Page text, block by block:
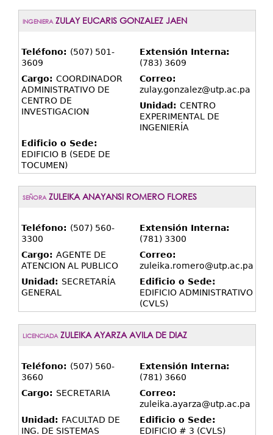
INGENIERA ZULAY EUCARIS GONZALEZ JAEN
Teléfono: (507) 501-
3609
Extensión Interna:
(783) 3609
Cargo: COORDINADOR
ADMINISTRATIVO DE
CENTRO DE
INVESTIGACION
Correo:
zulay.gonzalez@utp.ac.pa
Unidad: CENTRO
EXPERIMENTAL DE
INGENIERÍA
Edificio o Sede:
EDIFICIO B (SEDE DE
TOCUMEN)
SEÑORA ZULEIKA ANAYANSI ROMERO FLORES
Teléfono: (507) 560-
3300
Extensión Interna:
(781) 3300
Cargo: AGENTE DE
ATENCION AL PUBLICO
Correo:
zuleika.romero@utp.ac.pa
Unidad: SECRETARÍA
GENERAL
Edificio o Sede:
EDIFICIO ADMINISTRATIVO
(CVLS)
LICENCIADA ZULEIKA AYARZA AVILA DE DIAZ
Teléfono: (507) 560-
3660
Extensión Interna:
(781) 3660
Cargo: SECRETARIA
Correo:
zuleika.ayarza@utp.ac.pa
Unidad: FACULTAD DE
ING. DE SISTEMAS
Edificio o Sede:
EDIFICIO # 3 (CVLS)